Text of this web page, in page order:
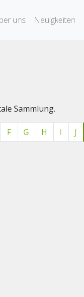
uns Neuigkeiten
Sammlung.
F G H I J